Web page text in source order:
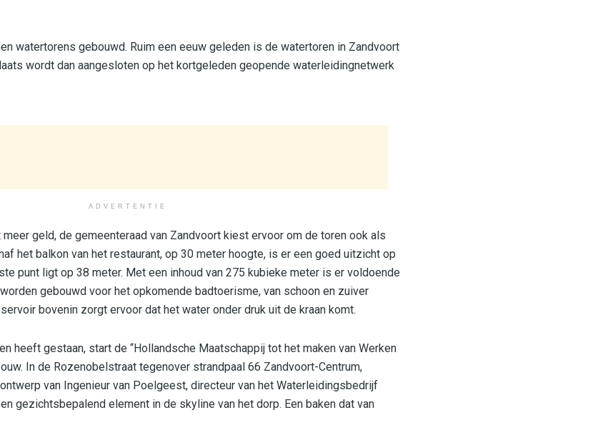
watertorens gebouwd. Ruim een eeuw geleden is de watertoren in Zandvoort
wordt dan aangesloten op het kortgeleden geopende waterleidingnetwerk
ADVERTENTIE
geld, de gemeenteraad van Zandvoort kiest ervoor om de toren ook als
het balkon van het restaurant, op 30 meter hoogte, is er een goed uitzicht op
punt ligt op 38 meter. Met een inhoud van 275 kubieke meter is er voldoende
gebouwd voor het opkomende badtoerisme, van schoon en zuiver
bovenin zorgt ervoor dat het water onder druk uit de kraan komt.
heeft gestaan, start de “Hollandsche Maatschappij tot het maken van Werken
In de Rozenobelstraat tegenover strandpaal 66 Zandvoort-Centrum,
van Ingenieur van Poelgeest, directeur van het Waterleidingsbedrijf
gezichtsbepalend element in de skyline van het dorp. Een baken dat van